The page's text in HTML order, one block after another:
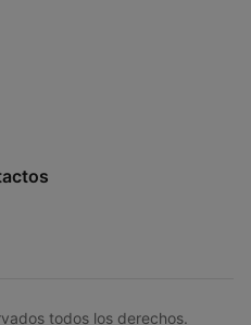
todos los derechos.